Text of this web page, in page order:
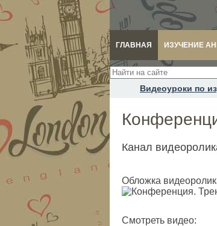
ГЛАВНАЯ ИЗУЧЕНИЕ
Видеоуроки по
Канал
Обложка
Смотреть видео: